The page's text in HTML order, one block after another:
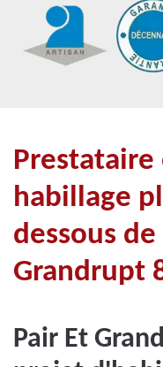
Prestataire
habillage
dessous
Grandrupt
Pair Et